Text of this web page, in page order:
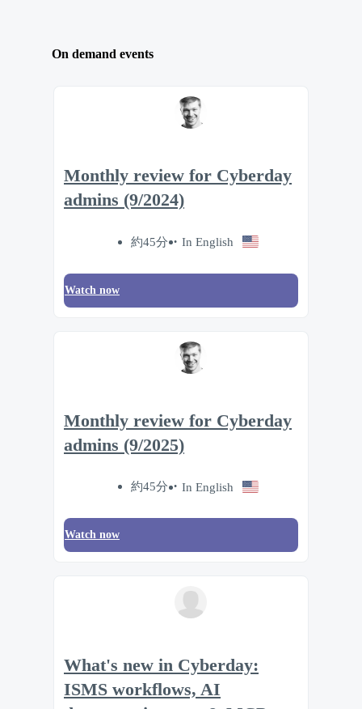
On demand events
Monthly review for Cyberday
admins (9/2024)
約45分 In English
Watch now
Monthly review for Cyberday
admins (9/2025)
約45分 In English
Watch now
What's new in Cyberday:
ISMS workflows, AI